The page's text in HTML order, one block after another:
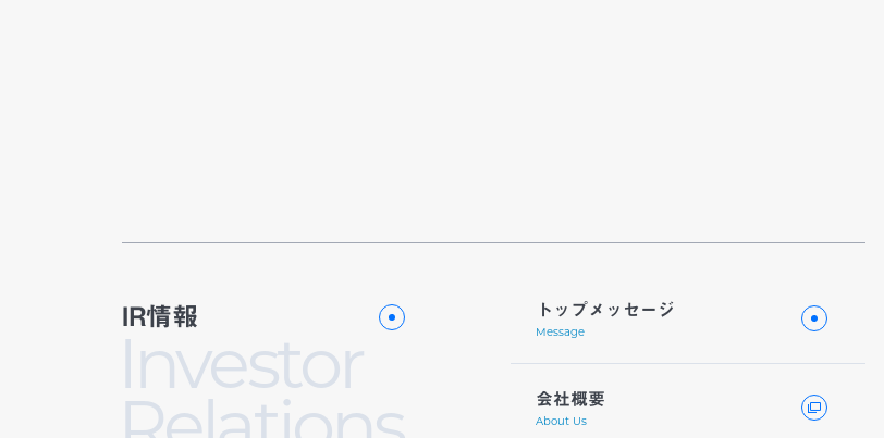
IR情報
Investor
トップメッセージ
Message
会社概要
About Us